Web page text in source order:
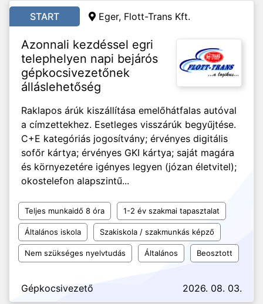
START Eger, Flott-Trans Kft.
Azonnali kezdéssel egri
telephelyen napi bejárós
gépkocsivezetőnek
álláslehetőség
Raklapos árúk kiszállítása emelőhátfalas autóval
a címzettekhez. Esetleges visszárúk begyűjtése.
C+E kategóriás jogosítvány; érvényes digitális
sofőr kártya; érvényes GKI kártya; saját magára
és környezetére igényes legyen (józan életvitel);
okostelefon alapszintű...
Teljes munkaidő 8 óra 1-2 év szakmai tapasztalat
Általános iskola Szakiskola / szakmunkás képző
Nem szükséges nyelvtudás Általános Beosztott
Gépkocsivezető 2026. 08. 03.